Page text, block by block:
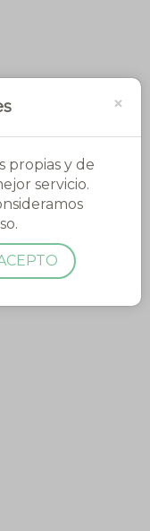
×
propias y de
servicio.